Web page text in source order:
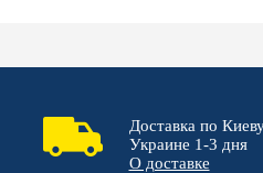
Доставка по
Украине 1-3 дня
О доставке